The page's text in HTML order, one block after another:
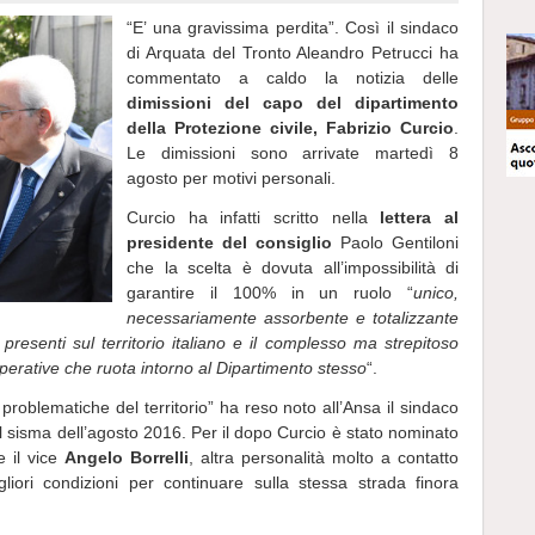
“E’ una gravissima perdita”. Così il sindaco
di Arquata del Tronto Aleandro Petrucci ha
commentato a caldo la notizia delle
dimissioni del capo del dipartimento
della Protezione civile, Fabrizio Curcio
Le dimissioni sono arrivate martedì 8
agosto per motivi personali.
Curcio ha infatti scritto nella lettera al
presidente del consiglio Paolo Gentiloni
che la scelta è dovuta all’impossibilità di
garantire il 100% in un ruolo “unico,
necessariamente assorbente e totalizzante
sul territorio italiano e il complesso ma strepitoso
che ruota intorno al Dipartimento stesso“.
del territorio” ha reso noto all’Ansa il sindaco
dell’agosto 2016. Per il dopo Curcio è stato nominato
il vice Angelo Borrelli , altra personalità molto a contatto
condizioni per continuare sulla stessa strada finora